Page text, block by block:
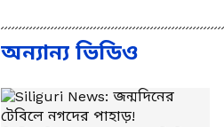
অন্যান্য ভিডিও